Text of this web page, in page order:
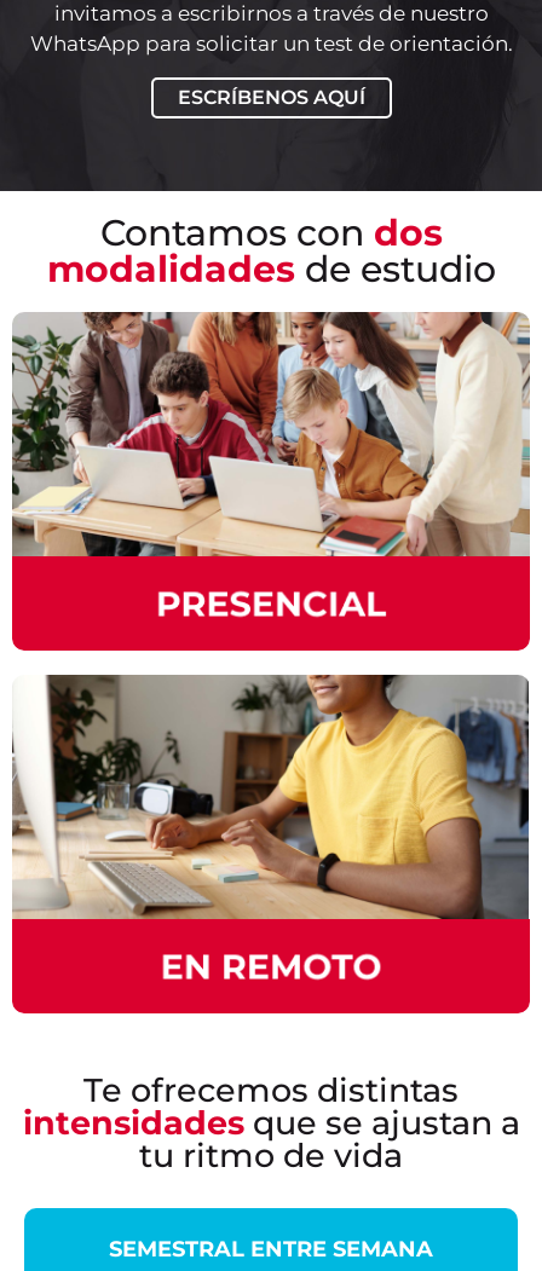
invitamos a escribirnos a través de nuestro
WhatsApp para solicitar un test de orientación.
ESCRÍBENOS AQUÍ
Contamos con dos
modalidadesde estudio
PRESENCIAL
eficaz para el aprendizaje del idioma.
EN REMOTO
Estos cursos ofrecen flexibilidad de interactuar
con personas de diversas ubicaciones
geográficas y culturas, enriqueciendo tu
experiencia educativa y facilitando el proceso
dominio en el idioma.
Te ofrecemos distintas
intensidadesque se ajustan a
tu ritmo de vida
SEMESTRAL ENTRE SEMANA